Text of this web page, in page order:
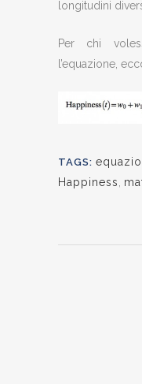
longitudini
Per chi
l’equazione,
TAGS:
Happiness